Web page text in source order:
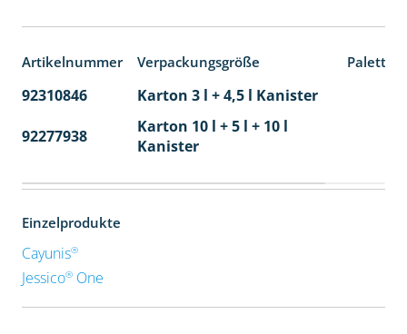
Artikelnummer Verpackungsgröße
92310846 Karton 3 l + 4,5 l Kanister
92277938
Karton 10 l + 5 l + 10 l
Kanister
Einzelprodukte
Cayunis®
Jessico®One